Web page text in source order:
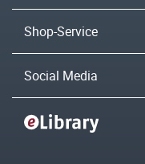
Shop-Service
Social Media